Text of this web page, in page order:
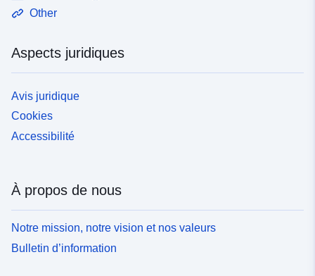
Other
Aspects juridiques
Avis juridique
Cookies
Accessibilité
À propos de nous
Notre mission, notre vision et nos valeurs
Bulletin d’information